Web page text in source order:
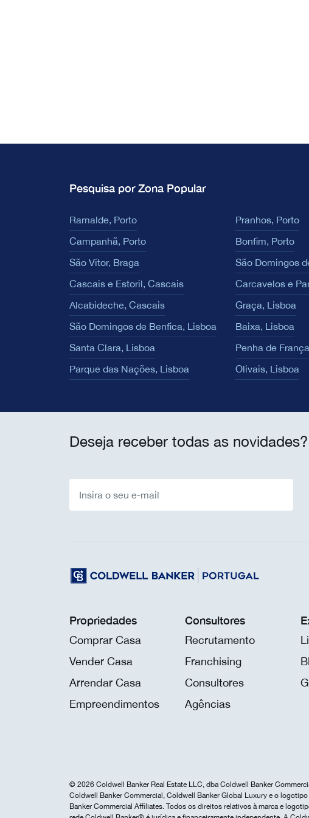
Pesquisa por Zona Popular
Ramalde, Porto
Pranhos, Porto
Campanhã, Porto
Bonfim, Porto
São Vítor, Braga
São Domingos
Cascais e Estoril, Cascais
Carcavelos e
Alcabideche, Cascais
Graça, Lisboa
São Domingos de Benfica, Lisboa
Baixa, Lisboa
Santa Clara, Lisboa
Penha de
Parque das Nações, Lisboa
Olivais, Lisboa
Deseja receber todas as
Propriedades
Comprar Casa
Vender Casa
Arrendar Casa
Empreendimentos
Consultores
Recrutamento
Franchising
Consultores
Agências
© 2026 Coldwell Banker Real Estate LLC, dba Coldwell Banker
Coldwell Banker Commercial, Coldwell Banker Global Luxury e o
Banker Commercial Affiliates. Todos os direitos relativos à marca e